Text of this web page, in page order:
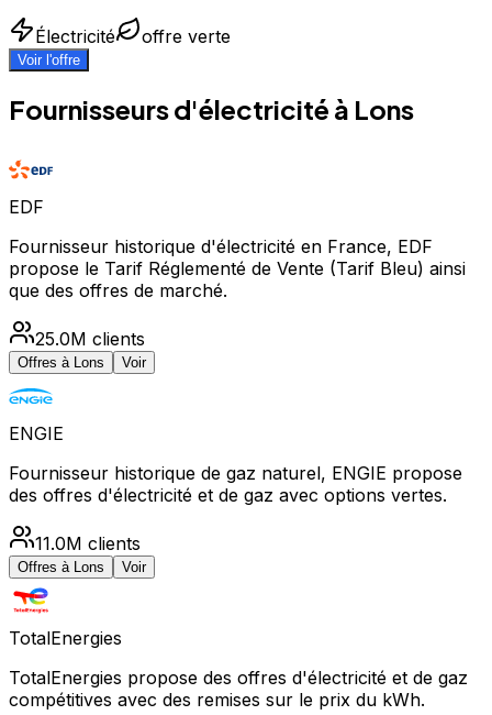
Électricité offre verte
Voir l'offre
Fournisseurs d'électricité à Lons
EDF
Fournisseur historique d'électricité en France, EDF
propose le Tarif Réglementé de Vente (Tarif Bleu) ainsi
que des offres de marché.
25.0M clients
Offres à Lons Voir
ENGIE
Fournisseur historique de gaz naturel, ENGIE propose
des offres d'électricité et de gaz avec options vertes.
11.0M clients
Offres à Lons Voir
TotalEnergies
TotalEnergies propose des offres d'électricité et de gaz
compétitives avec des remises sur le prix du kWh.